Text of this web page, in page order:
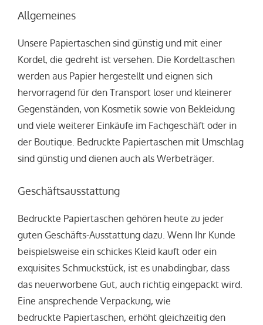
Allgemeines
Unsere Papiertaschen sind günstig und mit einer
Kordel, die gedreht ist versehen. Die Kordeltaschen
werden aus Papier hergestellt und eignen sich
hervorragend für den Transport loser und kleinerer
Gegenständen, von Kosmetik sowie von Bekleidung
und viele weiterer Einkäufe im Fachgeschäft oder in
der Boutique. Bedruckte Papiertaschen mit Umschlag
sind günstig und dienen auch als Werbeträger.
Geschäftsausstattung
Bedruckte Papiertaschen gehören heute zu jeder
guten Geschäfts-Ausstattung dazu. Wenn Ihr Kunde
beispielsweise ein schickes Kleid kauft oder ein
exquisites Schmuckstück, ist es unabdingbar, dass
das neuerworbene Gut, auch richtig eingepackt wird.
Eine ansprechende Verpackung, wie
bedruckte Papiertaschen, erhöht gleichzeitig den